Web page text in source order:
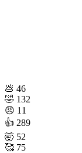
💩 46
🤣 132
😠 11
👍 289
🤯 52
🥰 75